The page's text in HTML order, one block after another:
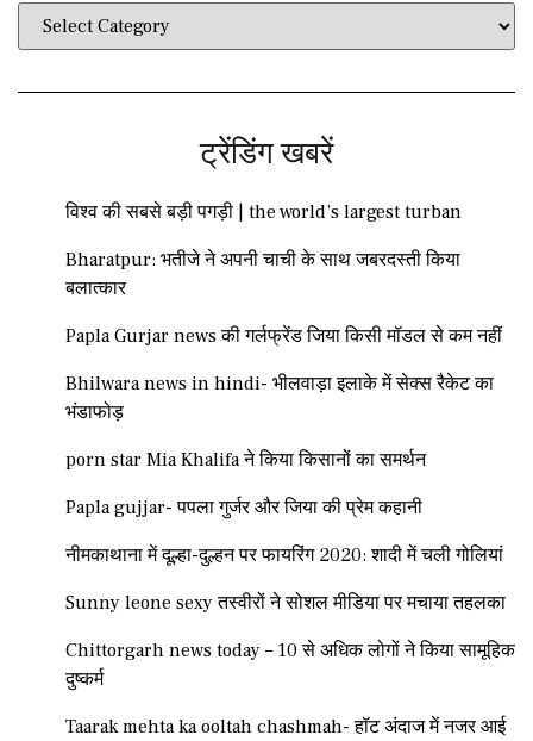
ट्रेंडिंग खबरें
विश्व की सबसे बड़ी पगड़ी | the world’s largest turban
Bharatpur: भतीजे ने अपनी चाची के साथ जबरदस्ती किया
बलात्कार
Papla Gurjar news की गर्लफ्रेंड जिया किसी मॉडल से कम नहीं
Bhilwara news in hindi- भीलवाड़ा इलाके में सेक्स रैकेट का
भंडाफोड़
porn star Mia Khalifa ने किया किसानों का समर्थन
Papla gujjar- पपला गुर्जर और जिया की प्रेम कहानी
नीमकाथाना में दूल्हा-दुल्हन पर फायरिंग 2020: शादी में चली गोलियां
Sunny leone sexy तस्वीरों ने सोशल मीडिया पर मचाया तहलका
Chittorgarh news today – 10 से अधिक लोगों ने किया सामूहिक
दुष्कर्म
Taarak mehta ka ooltah chashmah- हॉट अंदाज में नजर आई